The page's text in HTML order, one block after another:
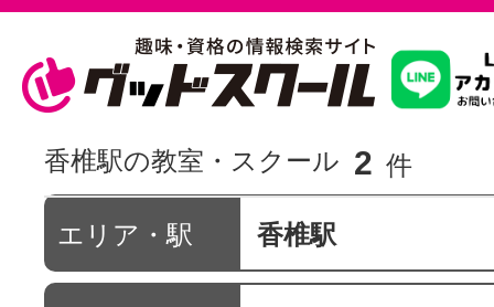
習いたいこ
スクールを
香椎駅の教室・スクール 2 件
エリア・駅 香椎駅